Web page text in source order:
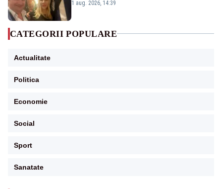
Păcuraru explică decizia magistraților
1 aug. 2026, 14:39
CATEGORII POPULARE
Actualitate
Politica
Economie
Social
Sport
Sanatate